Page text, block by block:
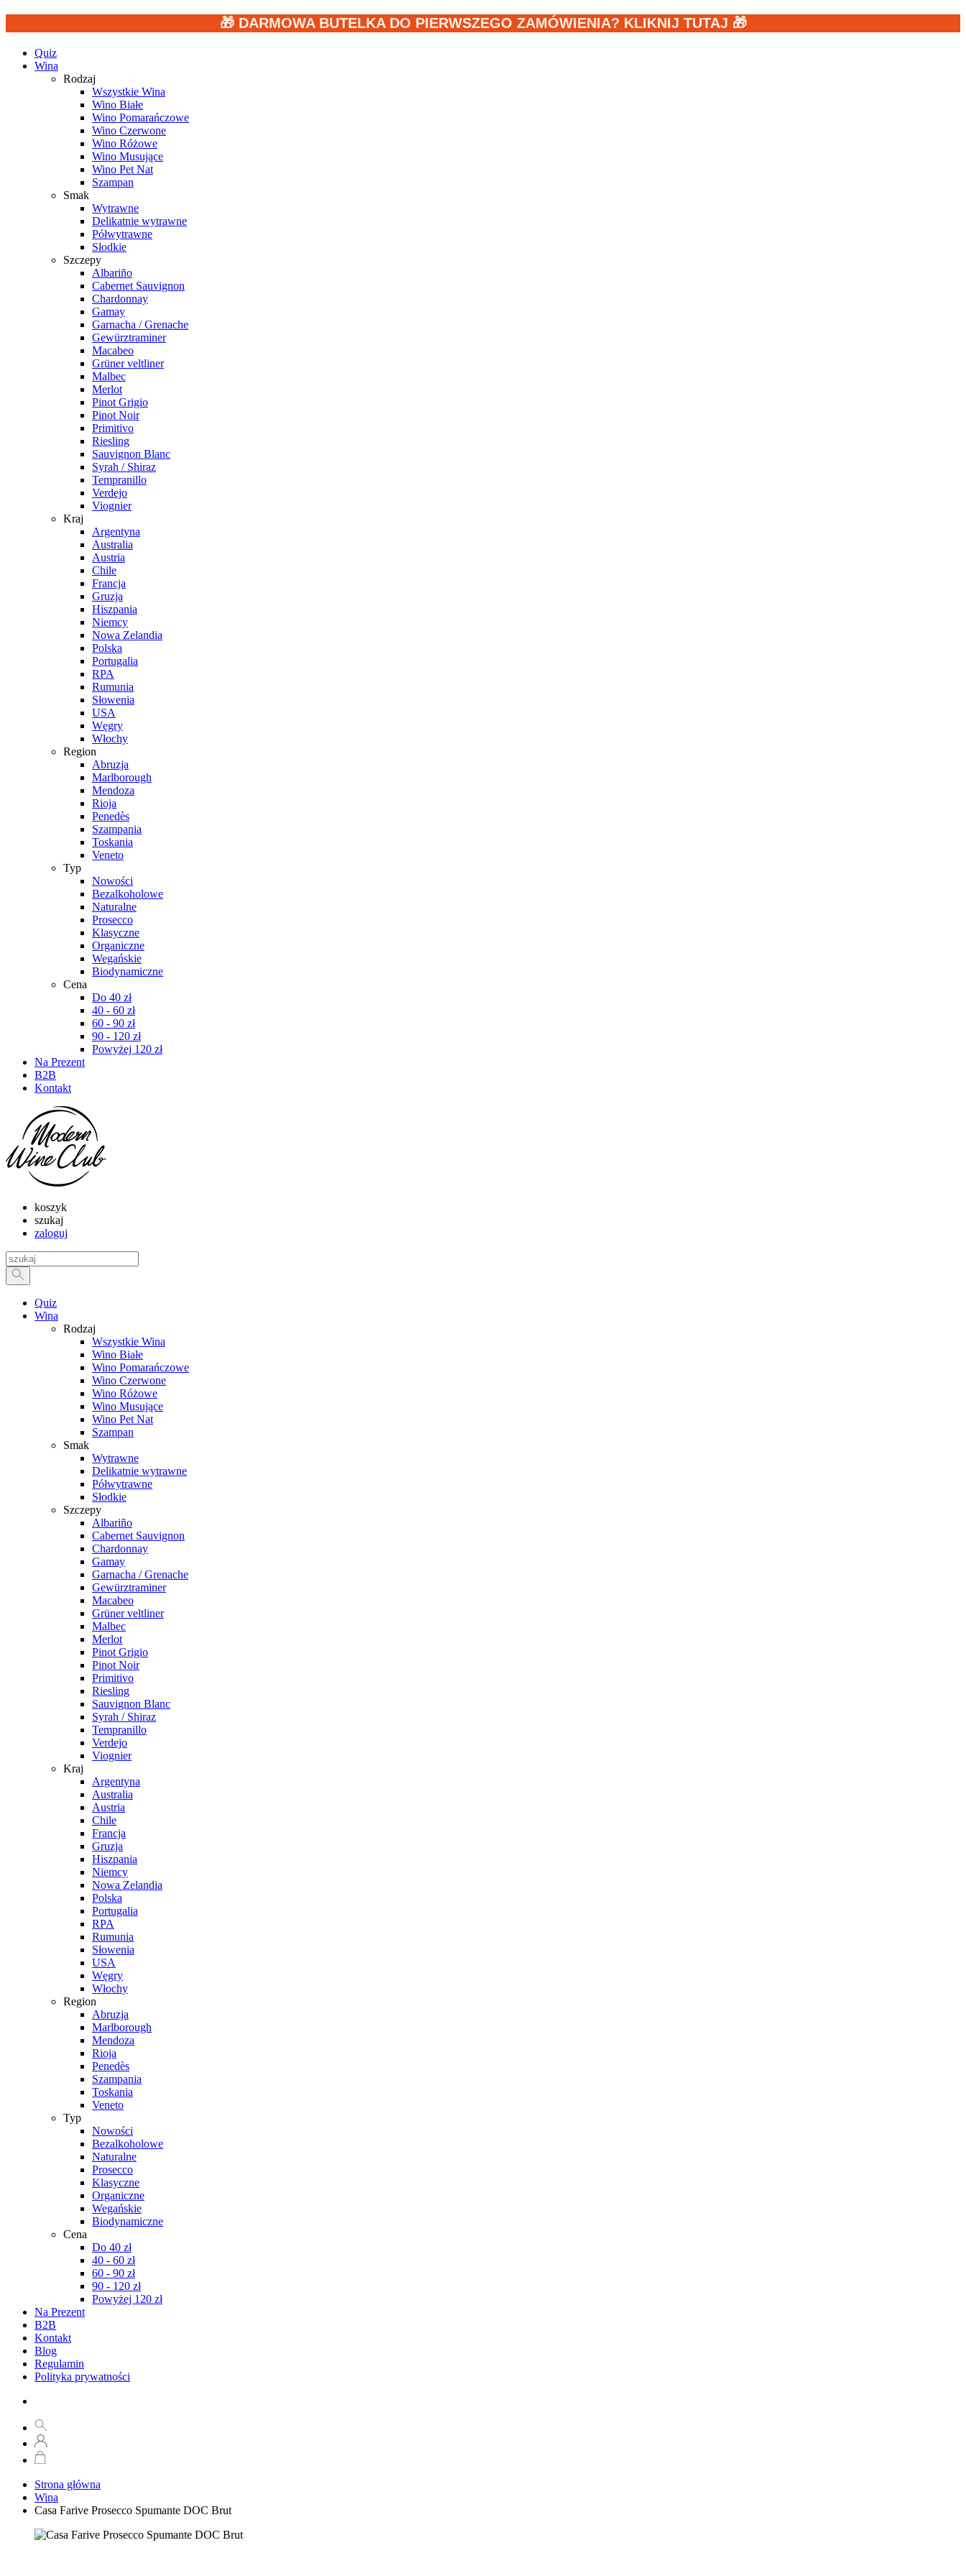
🎁 DARMOWA BUTELKA DO PIERWSZEGO ZAMÓWIENIA? KLIKNIJ TUTAJ 🎁
Quiz
Wina
Rodzaj
Wszystkie Wina
Wino Białe
Wino Pomarańczowe
Wino Czerwone
Wino Różowe
Wino Musujące
Wino Pet Nat
Szampan
Smak
Wytrawne
Delikatnie wytrawne
Półwytrawne
Słodkie
Szczepy
Albariño
Cabernet Sauvignon
Chardonnay
Gamay
Garnacha / Grenache
Gewürztraminer
Macabeo
Grüner veltliner
Malbec
Merlot
Pinot Grigio
Pinot Noir
Primitivo
Riesling
Sauvignon Blanc
Syrah / Shiraz
Tempranillo
Verdejo
Viognier
Kraj
Argentyna
Australia
Austria
Chile
Francja
Gruzja
Hiszpania
Niemcy
Nowa Zelandia
Polska
Portugalia
RPA
Rumunia
Słowenia
USA
Węgry
Włochy
Region
Abruzja
Marlborough
Mendoza
Rioja
Penedès
Szampania
Toskania
Veneto
Typ
Nowości
Bezalkoholowe
Naturalne
Prosecco
Klasyczne
Organiczne
Wegańskie
Biodynamiczne
Cena
Do 40 zł
40 - 60 zł
60 - 90 zł
90 - 120 zł
Powyżej 120 zł
Na Prezent
B2B
Kontakt
koszyk
szukaj
zaloguj
Quiz
Wina
Rodzaj
Wszystkie Wina
Wino Białe
Wino Pomarańczowe
Wino Czerwone
Wino Różowe
Wino Musujące
Wino Pet Nat
Szampan
Smak
Wytrawne
Delikatnie wytrawne
Półwytrawne
Słodkie
Szczepy
Albariño
Cabernet Sauvignon
Chardonnay
Gamay
Garnacha / Grenache
Gewürztraminer
Macabeo
Grüner veltliner
Malbec
Merlot
Pinot Grigio
Pinot Noir
Primitivo
Riesling
Sauvignon Blanc
Syrah / Shiraz
Tempranillo
Verdejo
Viognier
Kraj
Argentyna
Australia
Austria
Chile
Francja
Gruzja
Hiszpania
Niemcy
Nowa Zelandia
Polska
Portugalia
RPA
Rumunia
Słowenia
USA
Węgry
Włochy
Region
Abruzja
Marlborough
Mendoza
Rioja
Penedès
Szampania
Toskania
Veneto
Typ
Nowości
Bezalkoholowe
Naturalne
Prosecco
Klasyczne
Organiczne
Wegańskie
Biodynamiczne
Cena
Do 40 zł
40 - 60 zł
60 - 90 zł
90 - 120 zł
Powyżej 120 zł
Na Prezent
B2B
Kontakt
Blog
Regulamin
Polityka prywatności
Strona główna
Wina
Casa Farive Prosecco Spumante DOC Brut